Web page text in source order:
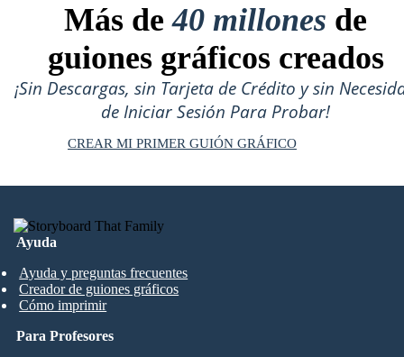
Más de40 millones de
guiones gráficos creados
¡Sin Descargas, sin Tarjeta de Crédito y sin
de Iniciar Sesión Para Probar!
CREAR MI PRIMER GUIÓN GRÁFICO
Ayuda
Ayuda y preguntas frecuentes
Creador de guiones gráficos
Cómo imprimir
Para Profesores